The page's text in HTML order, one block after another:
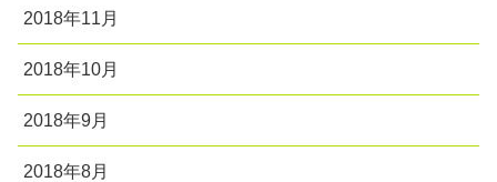
2018年11月
2018年10月
2018年9月
2018年8月